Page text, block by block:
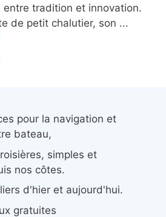
entre tradition et innovation.
de petit chalutier, son ...
pour la navigation et
bateau,
simples et
nos côtes.
d'hier et aujourd'hui.
gratuites